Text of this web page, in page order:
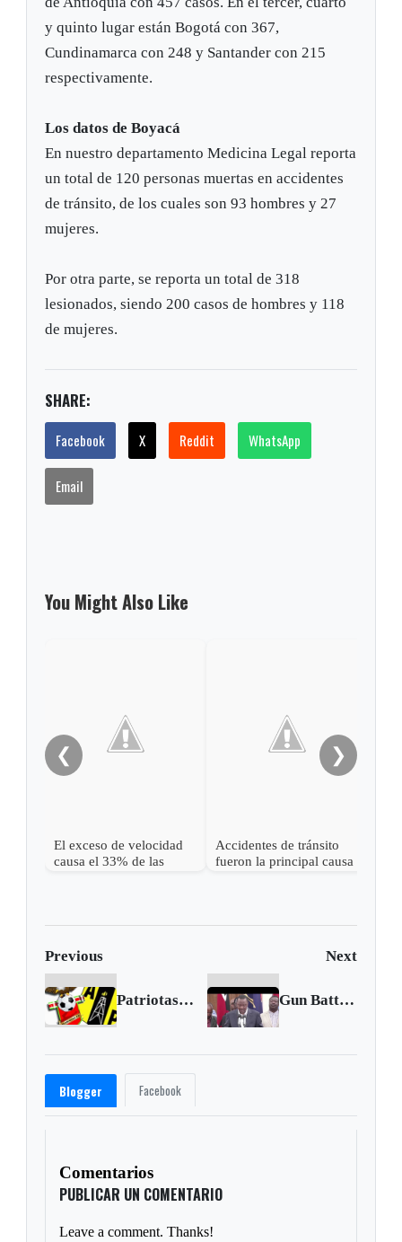
y quinto lugar están Bogotá con 367,
Cundinamarca con 248 y Santander con 215
respectivamente.
Los datos de Boyacá
En nuestro departamento Medicina Legal reporta
un total de 120 personas muertas en accidentes
de tránsito, de los cuales son 93 hombres y 27
mujeres.
Por otra parte, se reporta un total de 318
lesionados, siendo 200 casos de hombres y 118
de mujeres.
SHARE:
Facebook X Reddit WhatsApp
Email
You Might Also Like
❮
El exceso de velocidad
causa el 33% de las
Accidentes de tránsito
fueron la principal causa
❯
Previous Next
Patriotas sumó en su visita al Alianza Gun Battles at Kenya Mall
Blogger Facebook
Comentarios
PUBLICAR UN COMENTARIO
Leave a comment. Thanks!